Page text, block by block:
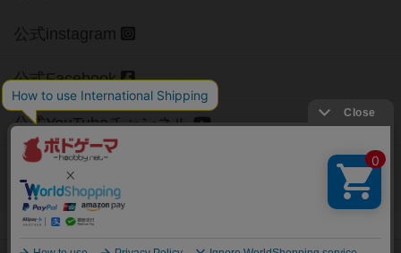
公式instagram
公式Facebook
公式YouTubeチャンネル